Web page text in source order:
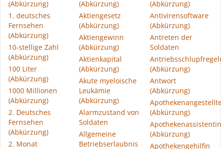
(Abkürzung)
1. deutsches
Fernsehen
(Abkürzung)
10-stellige Zahl
(Abkürzung)
100 Liter
(Abkürzung)
1000 Millionen
(Abkürzung)
2. Deutsches
Fernsehen
(Abkürzung)
2. Monat
(Abkürzung)
Aktiengesetz
(Abkürzung)
Aktiengewinn
(Abkürzung)
Aktienkapital
(Abkürzung)
Akute myeloische
Leukämie
(Abkürzung)
Alarmzustand von
Soldaten
Allgemeine
Betriebserlaubnis
(Abkürzung)
Antivirensoftware
(Abkürzung)
Antreten der
Soldaten
(Abkürzung)
Antwort
(Abkürzung)
(Abkürzung)
Apothekenassistentin
(Abkürzung)
Apothekengehilfin